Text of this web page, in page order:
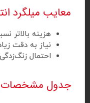
معایب میلگرد
هزینه بالاتر
نیاز به دقت
احتمال
جدول مشخصات و